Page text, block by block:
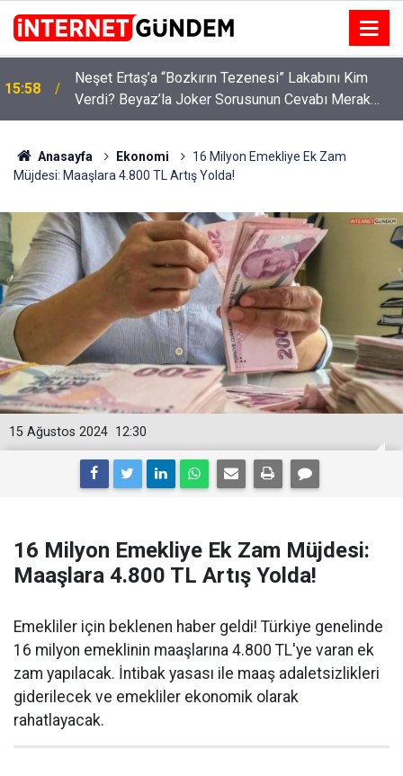
15:58
Neşet Ertaş’a “Bozkırın Tezenesi” Lakabını Kim
Verdi? Beyaz’la Joker Sorusunun Cevabı Merak
Edildi
Anasayfa Ekonomi
16 Milyon Emekliye Ek Zam
Müjdesi: Maaşlara 4.800 TL Artış Yolda!
12:30
15 Ağustos 2024
16 Milyon Emekliye Ek Zam Müjdesi:
Maaşlara 4.800 TL Artış Yolda!
Emekliler için beklenen haber geldi! Türkiye genelinde
16 milyon emeklinin maaşlarına 4.800 TL'ye varan ek
zam yapılacak. İntibak yasası ile maaş adaletsizlikleri
giderilecek ve emekliler ekonomik olarak
rahatlayacak.